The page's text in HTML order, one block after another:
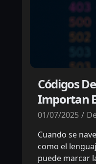
Códigos
Importan
01/07/2025
Cuando se
como el
puede marcar